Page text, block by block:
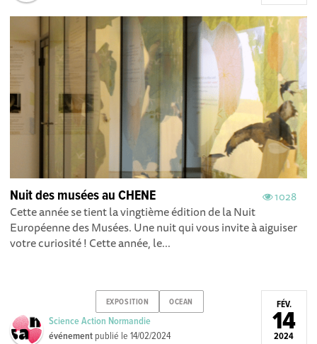
1028
Nuit des musées au CHENE
Cette année se tient la vingtième édition de la Nuit
Européenne des Musées. Une nuit qui vous invite à aiguiser
votre curiosité ! Cette année, le...
EXPOSITION OCEAN
Science Action Normandie
événement publié le14/02/2024
FÉV.
14
2024